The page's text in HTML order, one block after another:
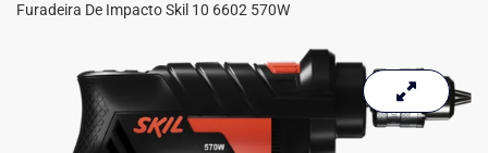
Furadeira De Impacto Skil 10 6602 570W